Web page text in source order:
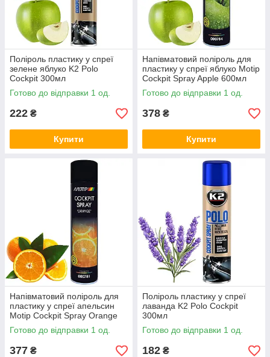
Поліроль пластику у спреї
зелене яблуко K2 Polo
Cockpit 300мл
Готово до відправки 1 од.
222 ₴
Купити
Напівматовий поліроль для
пластику у спреї яблуко Motip
Cockpit Spray Apple 600мл
Готово до відправки 1 од.
378 ₴
Купити
Напівматовий поліроль для
пластику у спреї апельсин
Motip Cockpit Spray Orange
600мл
Готово до відправки 1 од.
377 ₴
Поліроль пластику у спреї
лаванда K2 Polo Cockpit
300мл
Готово до відправки 1 од.
182 ₴